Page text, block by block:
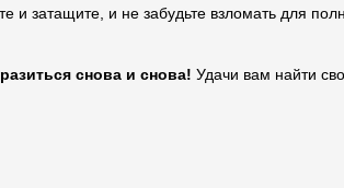
и затащите, и не забудьте взломать для
снова и снова! Удачи вам найти